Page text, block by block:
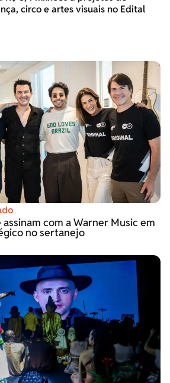
circo e artes visuais no Edital
com a Warner Music em
no sertanejo